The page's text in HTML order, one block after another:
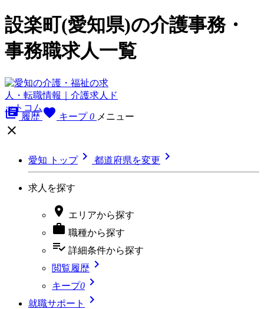
設楽町(愛知県)の介護事務・
事務職求人一覧
library_books 履歴 favorite キープ 0 メニュー

愛知 トップ 都道府県を変更 
求人を探す
 エリアから探す
 職種から探す
playlist_add_check 詳細条件から探す
閲覧履歴 
キープ0 
就職サポート 